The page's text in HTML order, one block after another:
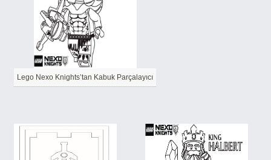
Lego Nexo Knights’tan Kabuk Parçalayıcı